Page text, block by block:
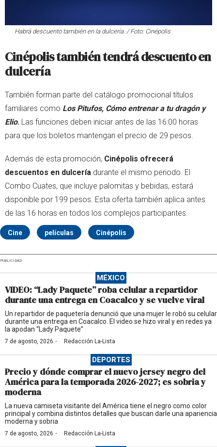
Habrá descuento también en la dulcería. / Foto: Cinépolis
Cinépolis también tendrá descuento en
dulcería
También forman parte del catálogo promocional títulos
familiares como Los Pitufos, Cómo entrenar a tu dragón y
Elio. Las funciones deben iniciar antes de las 16:00 horas
para que los boletos mantengan el precio de 29 pesos.
Además de esta promoción, Cinépolis ofrecerá
descuentos en dulcería durante el mismo periodo. El
Combo Cuates, que incluye palomitas y bebidas, estará
disponible por 199 pesos. Esta oferta también aplica antes
de las 16 horas en todos los complejos participantes.
Cine películas Cinépolis
PUBLICIDAD
MÉXICO
VIDEO: “Lady Paquete” roba celular a repartidor
durante una entrega en Coacalco y se vuelve viral
Un repartidor de paquetería denunció que una mujer le robó su celular
durante una entrega en Coacalco. El video se hizo viral y en redes ya
la apodan “Lady Paquete”
7 de agosto, 2026 · Redacción La-Lista
DEPORTES
Precio y dónde comprar el nuevo jersey negro del
América para la temporada 2026-2027; es sobria y
moderna
La nueva camiseta visitante del América tiene el negro como color
principal y combina distintos detalles que buscan darle una apariencia
moderna y sobria
7 de agosto, 2026 · Redacción La-Lista